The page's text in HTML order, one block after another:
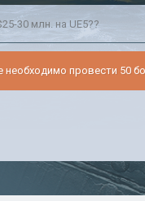
30 млн. на UE5??
необходимо провести 50